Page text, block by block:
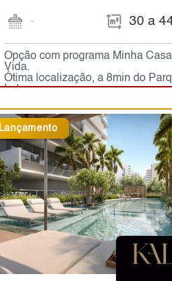
- 30 a
Opção com programa Minha
Vida.
Ótima localização, a 8min do
Lobos.
Lançamento